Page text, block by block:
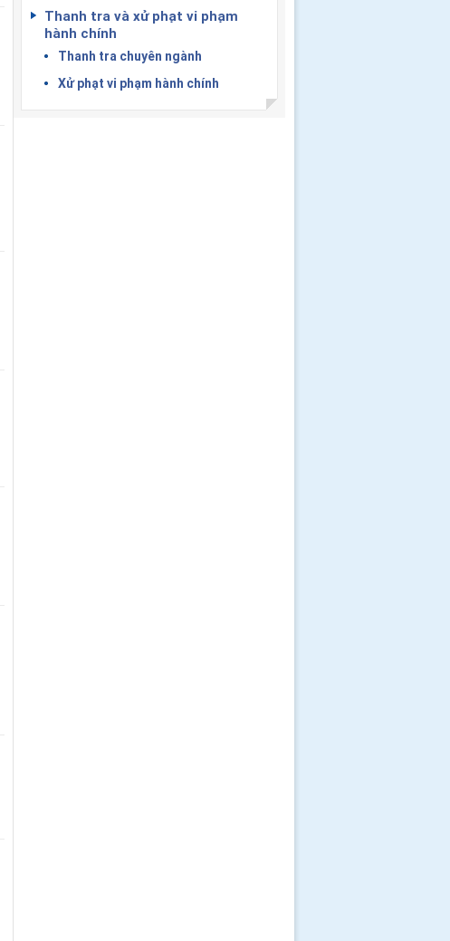
Thanh tra và xử phạt vi phạm
hành chính
Thanh tra chuyên ngành
Xử phạt vi phạm hành chính